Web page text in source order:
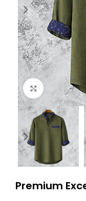
Click to
Premium